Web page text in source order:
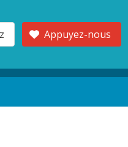
Appuyez-nous